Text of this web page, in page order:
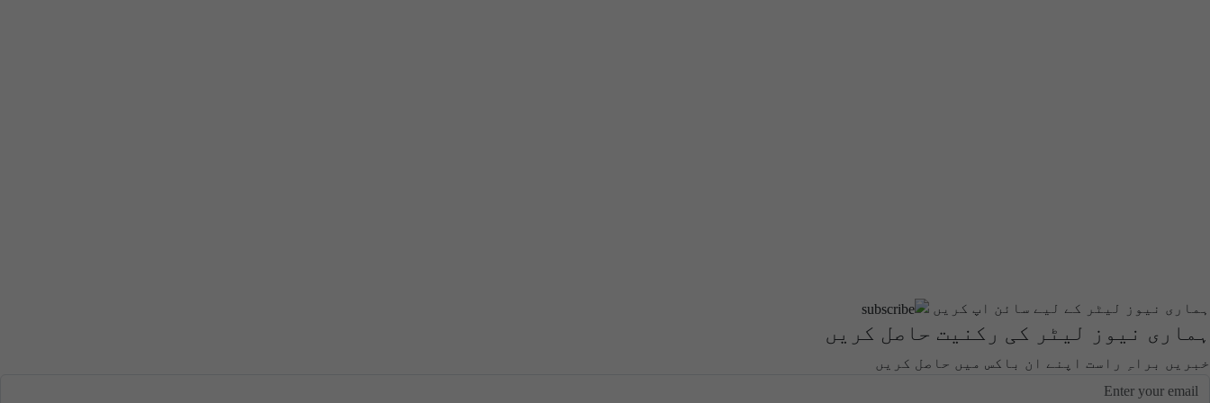
ہماری نیوز لیٹر کے لیے سائن اپ کریں
ہماری نیوز لیٹر کی رکنیت حاصل کریں
خبریں براہِ راست اپنے ان باکس میں حاصل کریں